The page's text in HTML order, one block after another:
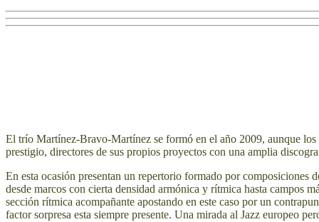
El trío Martínez-Bravo-Martínez se formó en el año 2009, aunque
prestigio, directores de sus propios proyectos con una amplia
En esta ocasión presentan un repertorio formado por composiciones
desde marcos con cierta densidad armónica y rítmica hasta campos
sección rítmica acompañante apostando en este caso por un
factor sorpresa esta siempre presente. Una mirada al Jazz europeo